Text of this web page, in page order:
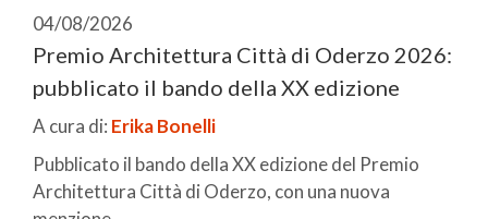
04/08/2026
Premio Architettura Città di Oderzo 2026:
pubblicato il bando della XX edizione
A cura di: Erika Bonelli
Pubblicato il bando della XX edizione del Premio
Architettura Città di Oderzo, con una nuova